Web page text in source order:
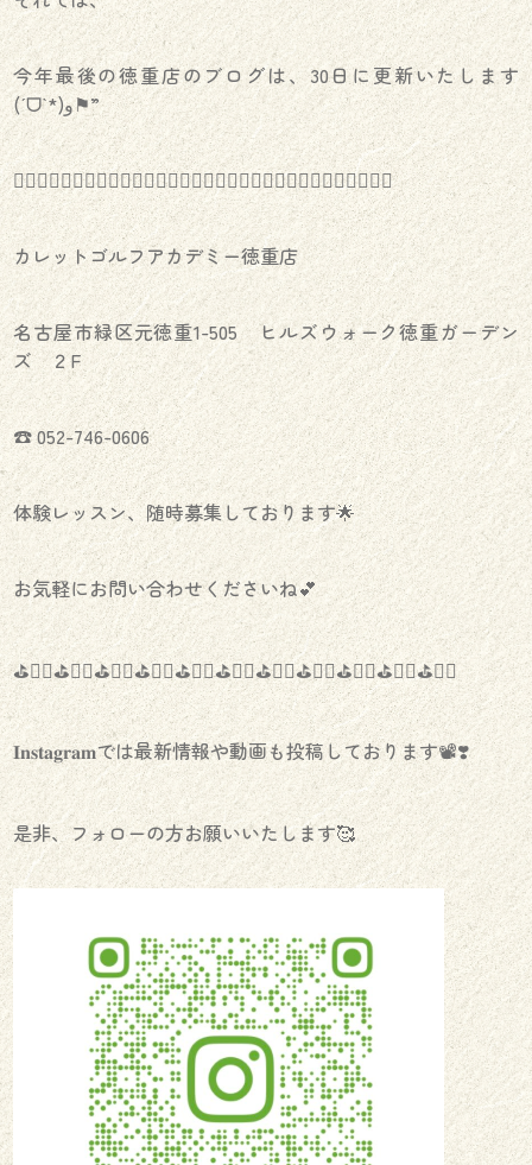
今年最後の徳重店のブログは、30日に更新いたします
(ˊᗜˋ*)و⚑”
️🏌️‍♀️⛳️🏌️‍♀️⛳️🏌️‍♀️⛳️🏌️‍♀️⛳️🏌️‍♀️⛳️🏌️‍♀️⛳️🏌️‍♀️⛳️🏌️‍♀️⛳️🏌️‍♀️⛳️🏌️‍♀️⛳️🏌️‍♀️
カレットゴルフアカデミー徳重店
名古屋市緑区元徳重1-505 ヒルズウォーク徳重ガーデン
ズ ２F
☎︎ 052-746-0606
体験レッスン、随時募集しております🌟
お気軽にお問い合わせくださいね💕
⛳️🏌️‍♀️⛳️🏌️‍♀️⛳️🏌️‍♀️⛳️🏌️‍♀️⛳️🏌️‍♀️⛳️🏌️‍♀️⛳️🏌️‍♀️⛳️🏌️‍♀️⛳️🏌️‍♀️⛳️🏌️‍♀️⛳️🏌️‍♀️
𝐈𝐧𝐬𝐭𝐚𝐠𝐫𝐚𝐦では最新情報や動画も投稿しております📽❣️
是非、フォローの方お願いいたします🥰